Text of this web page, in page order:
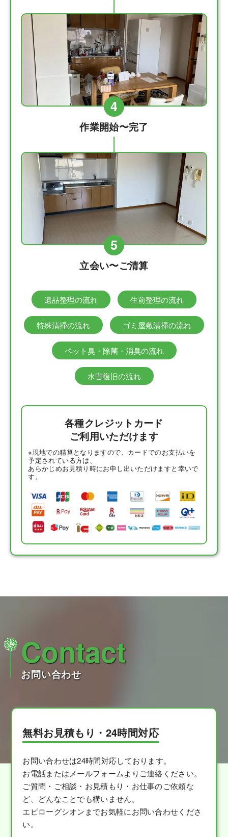
4
作業開始〜完了
5
立会い〜ご清算
遺品整理の流れ 生前整理の流れ
特殊清掃の流れ ゴミ屋敷清掃の流れ
ペット臭・除菌・消臭の流れ
水害復旧の流れ
各種クレジットカード
ご利用いただけます
※現地での精算となりますので、カードでのお支払いを
予定されている方は、
あらかじめお見積り時にお申し出いただけますと幸いで
す。
Contact
お問い合わせ
無料お見積もり・24時間対応
お問い合わせは24時間対応しております。
お電話またはメールフォームよりご連絡ください。
ご質問・ご相談・お見積もり・お仕事のご依頼な
ど、どんなことでも構いません。
エピローグシオンまでお気軽にお問い合わせくださ
い。